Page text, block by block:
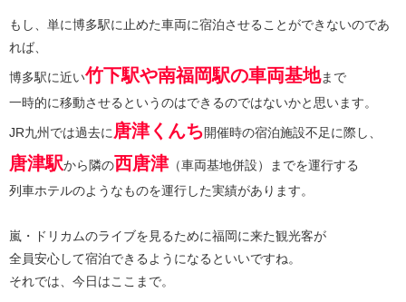
もし、単に博多駅に止めた車両に宿泊させることができないのであ
れば、
博多駅に近い竹下駅や南福岡駅の車両基地まで
一時的に移動させるというのはできるのではないかと思います。
JR九州では過去に 唐津くんち開催時の宿泊施設不足に際し、
唐津駅から隣の西唐津 （車両基地併設）までを運行する
列車ホテルのようなものを運行した実績があります。
嵐・ドリカムのライブを見るために福岡に来た観光客が
全員安心して宿泊できるようになるといいですね。
それでは、今日はここまで。